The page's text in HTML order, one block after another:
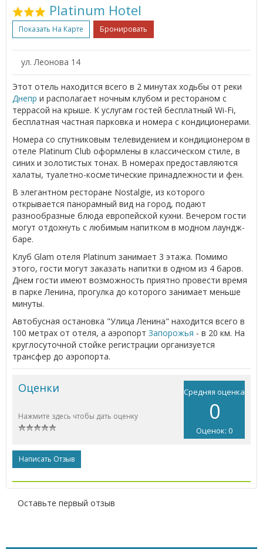
Platinum Hotel
Показать На Карте Бронировать
ул. Леонова 14
Этот отель находится всего в 2 минутах ходьбы от реки
Днепр и располагает ночным клубом и рестораном с
террасой на крыше. К услугам гостей бесплатный Wi-Fi,
бесплатная частная парковка и номера с кондиционерами.
Номера со спутниковым телевидением и кондиционером в
отеле Platinum Club оформлены в классическом стиле, в
синих и золотистых тонах. В номерах предоставляются
халаты, туалетно-косметические принадлежности и фен.
В элегантном ресторане Nostalgie, из которого
открывается панорамный вид на город, подают
разнообразные блюда европейской кухни. Вечером гости
могут отдохнуть с любимым напитком в модном лаундж-
баре.
Клуб Glam отеля Platinum занимает 3 этажа. Помимо
этого, гости могут заказать напитки в одном из 4 баров.
Днем гости имеют возможность приятно провести время
в парке Ленина, прогулка до которого занимает меньше
минуты.
Автобусная остановка "Улица Ленина" находится всего в
100 метрах от отеля, а аэропорт Запорожья - в 20 км. На
круглосуточной стойке регистрации организуется
трансфер до аэропорта.
Средняя оценка
0
Оценок: 0
Оценки
Нажмите здесь чтобы дать оценку
Написать Отзыв
Оставьте первый отзыв